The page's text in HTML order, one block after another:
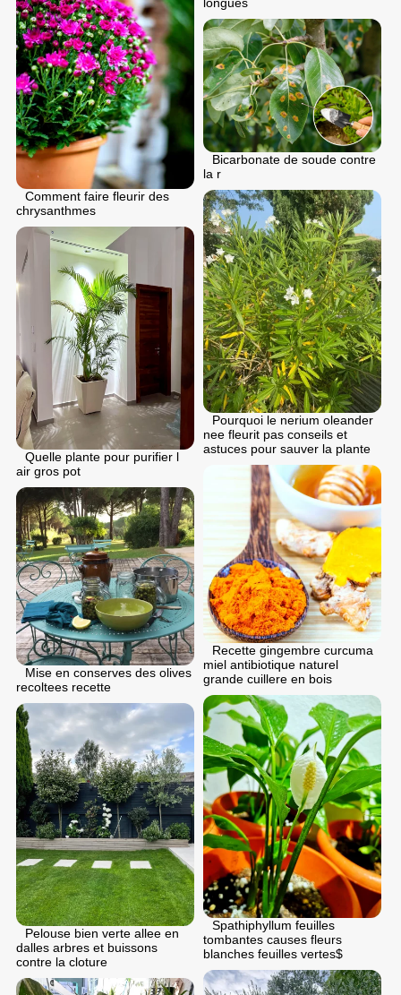
Comment faire fleurir des
chrysanthmes
Bicarbonate de soude contre
la r
Pourquoi le nerium oleander
nee fleurit pas conseils et
astuces pour sauver la plante
Quelle plante pour purifier l
air gros pot
Recette gingembre curcuma
miel antibiotique naturel
grande cuillere en bois
Mise en conserves des olives
recoltees recette
Spathiphyllum feuilles
tombantes causes fleurs
blanches feuilles vertes$
Pelouse bien verte allee en
dalles arbres et buissons
contre la cloture